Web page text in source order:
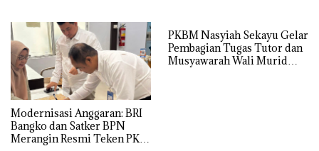
Modernisasi Anggaran: BRI
Bangko dan Satker BPN
Merangin Resmi Teken PKS
PKBM Nasyiah Sekayu Gelar
Pembagian Tugas Tutor dan
Musyawarah Wali Murid